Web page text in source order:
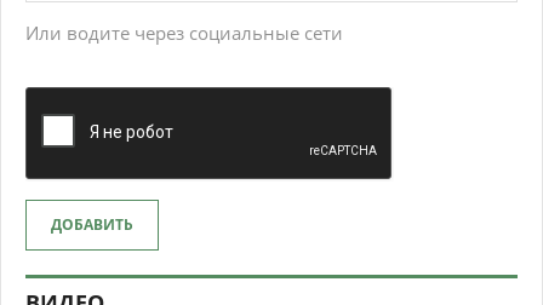
Или водите через социальные сети
ДОБАВИТЬ